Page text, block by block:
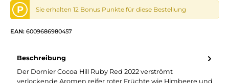
P Sie erhalten 12 Bonus Punkte für diese Bestellung
EAN: 6009686980457
Beschreibung
Der Dornier Cocoa Hill Ruby Red 2022 verströmt
verlockende Aromen reifer roter Früchte wie Himbeere und